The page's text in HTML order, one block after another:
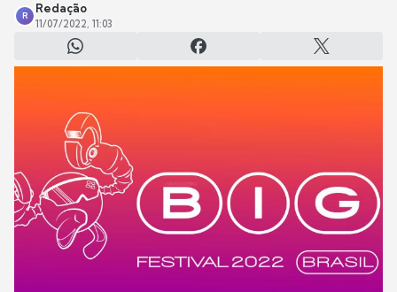
R
Redação
11/07/2022, 11:03